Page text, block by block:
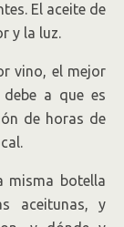
El aceite de
y la luz.
vino, el mejor
a que es
de horas de
misma botella
aceitunas, y